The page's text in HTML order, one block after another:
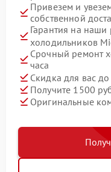
Привезем и
собственной
Гарантия на
холодильников
Срочный ремонт
часа
Скидка для вас до
Получите 1500
Оригинальные